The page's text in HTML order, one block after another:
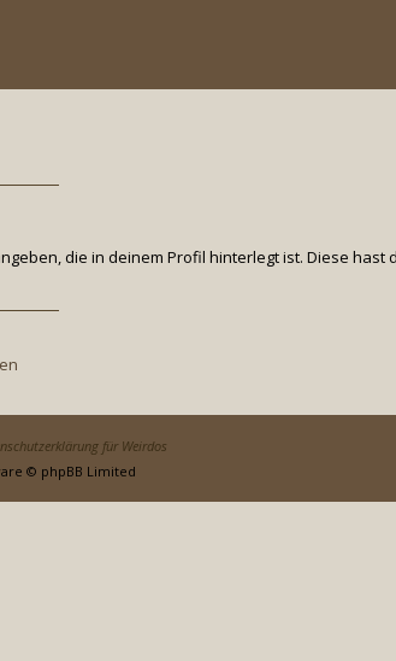
die in deinem Profil hinterlegt ist. Diese
für Weirdos
© phpBB Limited